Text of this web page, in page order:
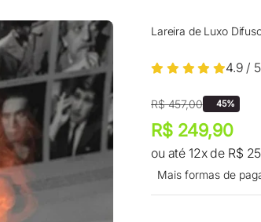
Lareira de Luxo
4.9 / 5
Preço promocional
Preço normal
R$ 457,00 45%
Preço promocional
R$ 249,90
ou até 12x de R$
Mais formas de